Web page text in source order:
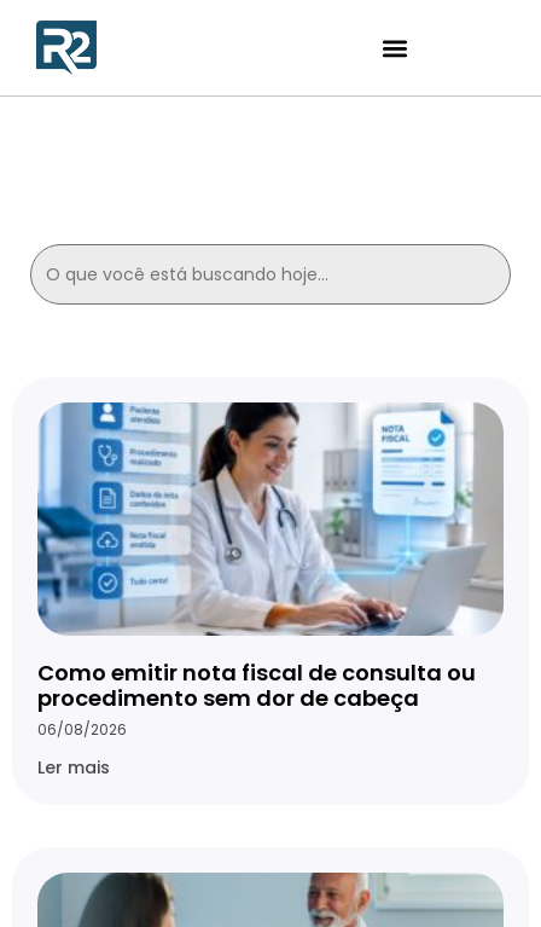
Search
for:
Como emitir nota fiscal de consulta ou
procedimento sem dor de cabeça
06/08/2026
Ler mais